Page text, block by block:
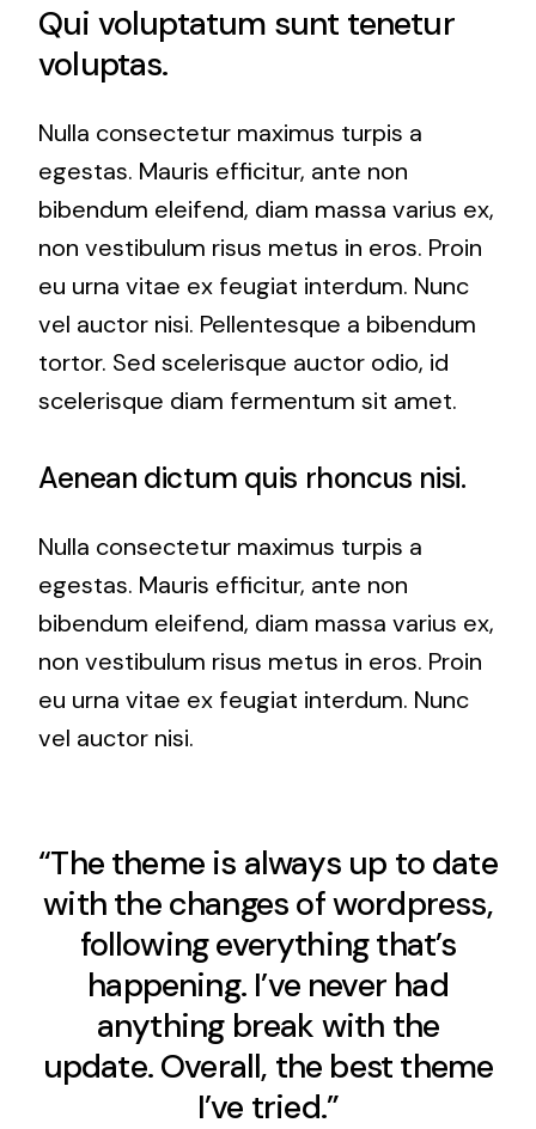
Qui voluptatum sunt tenetur
voluptas.
Nulla consectetur maximus turpis a
egestas. Mauris efficitur, ante non
bibendum eleifend, diam massa varius ex,
non vestibulum risus metus in eros. Proin
eu urna vitae ex feugiat interdum. Nunc
vel auctor nisi. Pellentesque a bibendum
tortor. Sed scelerisque auctor odio, id
scelerisque diam fermentum sit amet.
Aenean dictum quis rhoncus nisi.
Nulla consectetur maximus turpis a
egestas. Mauris efficitur, ante non
bibendum eleifend, diam massa varius ex,
non vestibulum risus metus in eros. Proin
eu urna vitae ex feugiat interdum. Nunc
vel auctor nisi.
“The theme is always up to date
with the changes of wordpress,
following everything that’s
happening. I’ve never had
anything break with the
update. Overall, the best theme
I’ve tried.”